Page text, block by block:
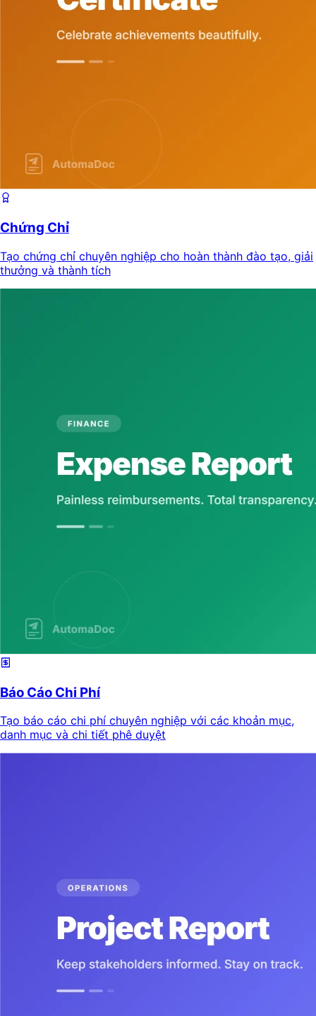
Chứng Chỉ
Tạo chứng chỉ chuyên nghiệp cho hoàn thành đào tạo, giải
thưởng và thành tích
Báo Cáo Chi Phí
Tạo báo cáo chi phí chuyên nghiệp với các khoản mục,
danh mục và chi tiết phê duyệt